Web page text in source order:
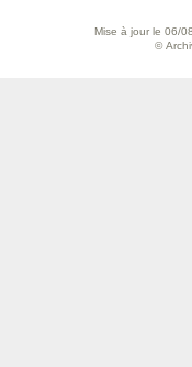
Mise à jour le 06/
©